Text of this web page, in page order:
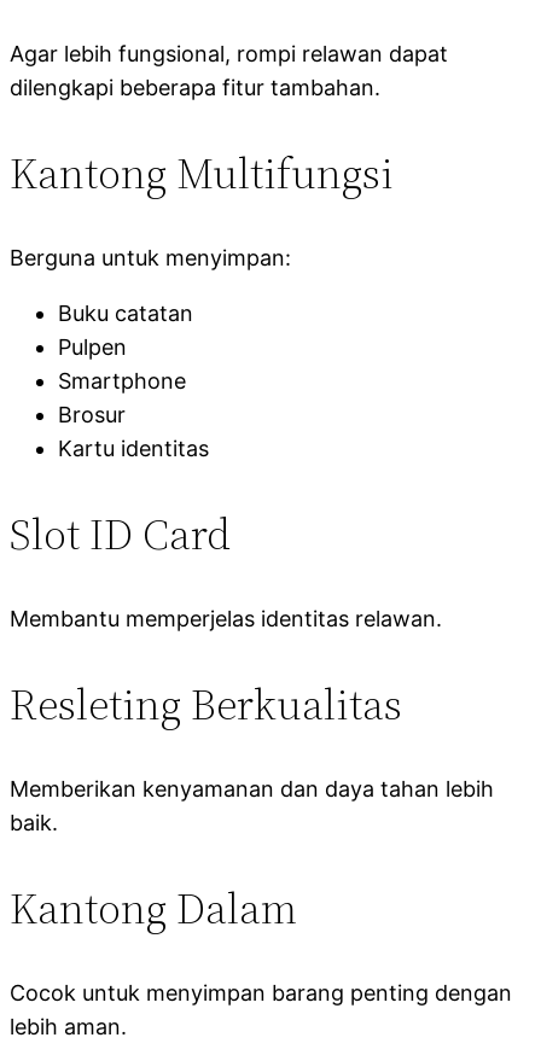
Agar lebih fungsional, rompi relawan dapat
dilengkapi beberapa fitur tambahan.
Kantong Multifungsi
Berguna untuk menyimpan:
Buku catatan
Pulpen
Smartphone
Brosur
Kartu identitas
Slot ID Card
Membantu memperjelas identitas relawan.
Resleting Berkualitas
Memberikan kenyamanan dan daya tahan lebih
baik.
Kantong Dalam
Cocok untuk menyimpan barang penting dengan
lebih aman.